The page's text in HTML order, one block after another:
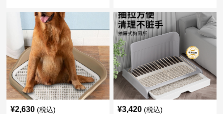
¥2,630 (税込) ¥3,420 (税込)